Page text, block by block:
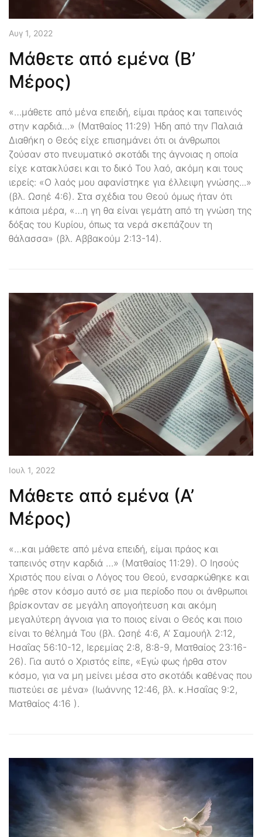
Αυγ 1, 2022
Μάθετε από εμένα (Β’
Μέρος)
«…μάθετε από μένα επειδή, είμαι πράος και ταπεινός
στην καρδιά…» (Ματθαίος 11:29) Ήδη από την Παλαιά
Διαθήκη ο Θεός είχε επισημάνει ότι οι άνθρωποι
ζούσαν στο πνευματικό σκοτάδι της άγνοιας η οποία
είχε κατακλύσει και το δικό Του λαό, ακόμη και τους
ιερείς: «Ο λαός μου αφανίστηκε για έλλειψη γνώσης...»
(βλ. Ωσηέ 4:6). Στα σχέδια του Θεού όμως ήταν ότι
κάποια μέρα, «…η γη θα είναι γεμάτη από τη γνώση της
δόξας του Κυρίου, όπως τα νερά σκεπάζουν τη
θάλασσα» (βλ. Αββακούμ 2:13-14).
Ιουλ 1, 2022
Μάθετε από εμένα (Α’
Μέρος)
«…και μάθετε από μένα επειδή, είμαι πράος και
ταπεινός στην καρδιά …» (Ματθαίος 11:29). Ο Ιησούς
Χριστός που είναι ο Λόγος του Θεού, ενσαρκώθηκε και
ήρθε στον κόσμο αυτό σε μια περίοδο που οι άνθρωποι
βρίσκονταν σε μεγάλη απογοήτευση και ακόμη
μεγαλύτερη άγνοια για το ποιος είναι ο Θεός και ποιο
είναι το θέλημά Του (βλ. Ωσηέ 4:6, Α’ Σαμουήλ 2:12,
Ησαΐας 56:10-12, Ιερεμίας 2:8, 8:8-9, Ματθαίος 23:16-
26). Για αυτό ο Χριστός είπε, «Εγώ φως ήρθα στον
κόσμο, για να μη μείνει μέσα στο σκοτάδι καθένας που
πιστεύει σε μένα» (Ιωάννης 12:46, βλ. κ.Ησαΐας 9:2,
Ματθαίος 4:16 ).